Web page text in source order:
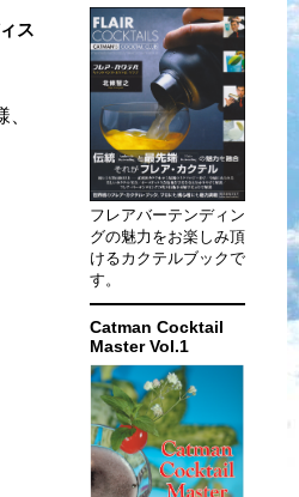
ス
フレアバーテンディン
グの魅力をお楽しみ頂
けるカクテルブックで
す。
Catman Cocktail
Master Vol.1